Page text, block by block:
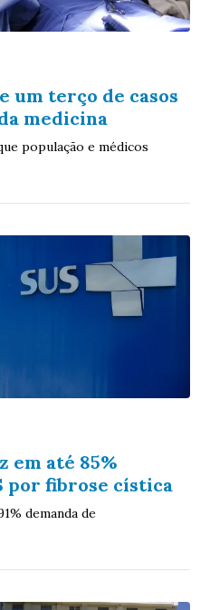
um terço de casos
medicina
população e médicos
em até 85%
por fibrose cística
demanda de